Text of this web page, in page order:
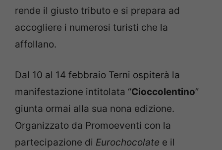
rende il giusto tributo e si prepara ad
accogliere i numerosi turisti che la
affollano.
Dal 10 al 14 febbraio Terni ospiterà la
manifestazione intitolata “Cioccolentino”
giunta ormai alla sua nona edizione.
Organizzato da Promoeventi con la
partecipazione di Eurochocolate e il